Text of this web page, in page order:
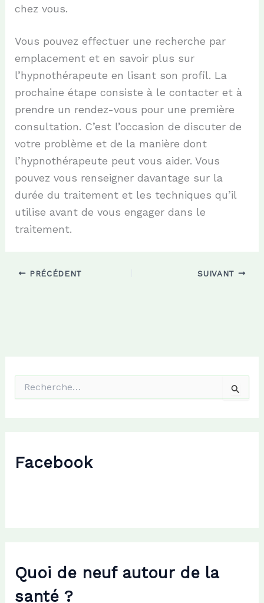
chez vous.
Vous pouvez effectuer une recherche par
emplacement et en savoir plus sur
l’hypnothérapeute en lisant son profil. La
prochaine étape consiste à le contacter et à
prendre un rendez-vous pour une première
consultation. C’est l’occasion de discuter de
votre problème et de la manière dont
l’hypnothérapeute peut vous aider. Vous
pouvez vous renseigner davantage sur la
durée du traitement et les techniques qu’il
utilise avant de vous engager dans le
traitement.
PRÉCÉDENT SUIVANT
h
Facebook
Quoi de neuf autour de la
santé ?